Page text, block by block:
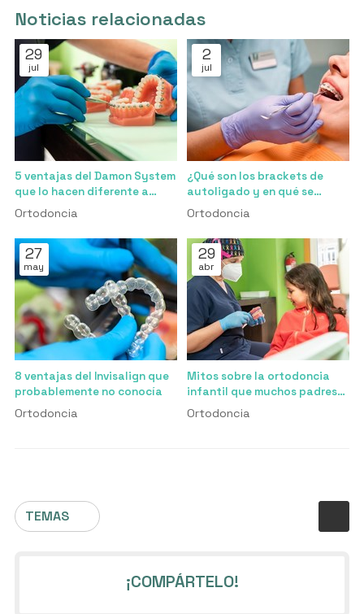
TEMAS
Noticias relacionadas
29
jul
5 ventajas del Damon System
que lo hacen diferente a
cualquier otro bracket
Ortodoncia
2
jul
¿Qué son los brackets de
autoligado y en qué se
diferencian de los
Ortodoncia
27
may
8 ventajas del Invisalign que
probablemente no conocía
Ortodoncia
29
abr
Mitos sobre la ortodoncia
infantil que muchos padres
creen
Ortodoncia
¡COMPÁRTELO!